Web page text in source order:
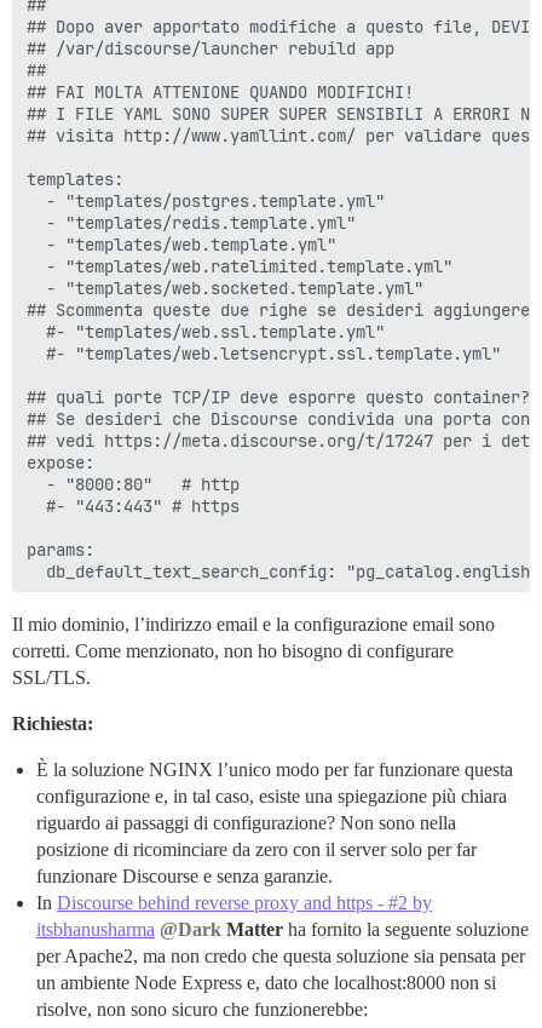
##
## Dopo aver apportato modifiche a questo file,
## /var/discourse/launcher rebuild app
##
## FAI MOLTA ATTENIONE QUANDO MODIFICHI!
## I FILE YAML SONO SUPER SUPER SENSIBILI A ERRORI
## visita http://www.yamllint.com/ per validare
templates:
  - "templates/postgres.template.yml"
  - "templates/redis.template.yml"
  - "templates/web.template.yml"
  - "templates/web.ratelimited.template.yml"
  - "templates/web.socketed.template.yml"
## Scommenta queste due righe se desideri
  #- "templates/web.ssl.template.yml"
  #- "templates/web.letsencrypt.ssl.template.yml"
## quali porte TCP/IP deve esporre questo container?
## Se desideri che Discourse condivida una porta con
## vedi https://meta.discourse.org/t/17247 per i
expose:
  - "8000:80"   # http
  #- "443:443" # https
params:
  db_default_text_search_config: "pg_catalog.english"
## Imposta db_shared_buffers al massimo al 25%
## verrà impostato automaticamente da bootstrap
  #db_shared_buffers: "256MB"
  #db_work_mem: "40MB"
## Quale revisione Git deve utilizzare questo
  #version: tests-passed
env:
  LC_ALL: en_US.UTF-8
  LANG: en_US.UTF-8
  LANGUAGE: en_US.UTF-8
  # DISCOURSE_DEFAULT_LOCALE: en
## Quante richieste web contemporanee sono
## verrà impostato automaticamente da bootstrap
  #UNICORN_WORKERS: 3
Il mio dominio, l’indirizzo email e la configurazione email sono
corretti. Come menzionato, non ho bisogno di configurare
SSL/TLS.
Richiesta:
È la soluzione NGINX l’unico modo per far funzionare questa
configurazione e, in tal caso, esiste una spiegazione più chiara
riguardo ai passaggi di configurazione? Non sono nella
posizione di ricominciare da zero con il server solo per far
funzionare Discourse e senza garanzie.
In Discourse behind reverse proxy and https - #2 by
itsbhanusharma @Dark Matter ha fornito la seguente soluzione
per Apache2, ma non credo che questa soluzione sia pensata per
un ambiente Node Express e, dato che localhost:8000 non si
risolve, non sono sicuro che funzionerebbe: